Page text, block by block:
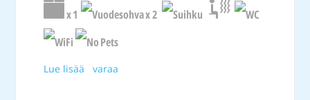
x 1 x 2
Lue lisää varaa